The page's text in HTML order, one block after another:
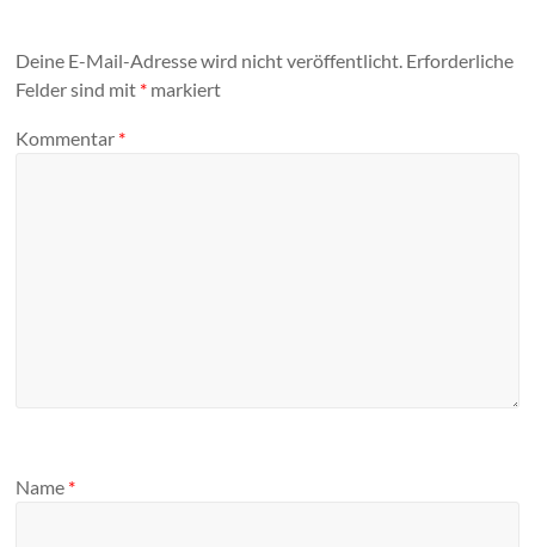
Deine E-Mail-Adresse wird nicht veröffentlicht. Erforderliche
Felder sind mit * markiert
Kommentar *
Name *